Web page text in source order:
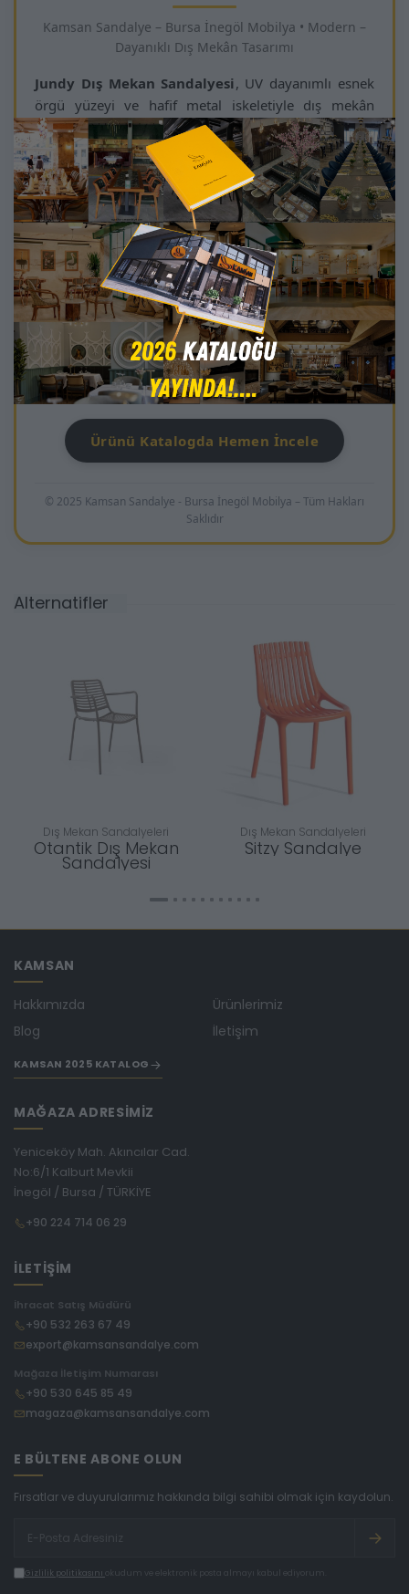
Kamsan Sandalye – Bursa İnegöl Mobilya • Modern –
Dayanıklı Dış Mekân Tasarımı
Jundy Dış Mekan Sandalyesi, UV dayanımlı esnek
örgü yüzeyi ve hafif metal iskeletiyle dış mekân
kullanımına özel tasarlanmış modern bir modeldir.
Ergonomik oturum şekli, örgü yapının sunduğu
konforla birleşerek uzun süreli kullanımda bile
rahatlık sağlar.
Dayanıklı metal ayakları ve sağlam konstrüksiyonu,
sandalyeyi profesyonel işletmelerde yoğun kullanım
için ideal hale getirir. Bahçe, teras, kafe, otel açık
alanları ve restoran dış mekânlarında modern bir
görünüm ve fonksiyonellik sağlar.
Jundy; hava koşullarına dayanıklılığı, hafifliği ve
estetik çizgisiyle premium dış mekân projeleri için
güvenle tercih edilen bir modeldir.
Ürünü Katalogda Hemen İncele
© 2025 Kamsan Sandalye - Bursa İnegöl Mobilya – Tüm Hakları
Saklıdır
Alternatifler
Dış Mekan Sandalyeleri
Otantik Dış Mekan
Sandalyesi
Dış Mekan Sandalyeleri
Sitzy Sandalye
KAMSAN
Hakkımızda Ürünlerimiz
Blog İletişim
KAMSAN 2025 KATALOG
MAĞAZA ADRESİMİZ
Yeniceköy Mah. Akıncılar Cad.
No:6/1 Kalburt Mevkii
İnegöl / Bursa / TÜRKİYE
+90 224 714 06 29
İLETİŞİM
İhracat Satış Müdürü
+90 532 263 67 49
export@kamsansandalye.com
Mağaza İletişim Numarası
+90 530 645 85 49
magaza@kamsansandalye.com
E BÜLTENE ABONE OLUN
Fırsatlar ve duyurularımız hakkında bilgi sahibi olmak için kaydolun.
Gizlilik politikasını okudum ve elektronik posta almayı kabul ediyorum.